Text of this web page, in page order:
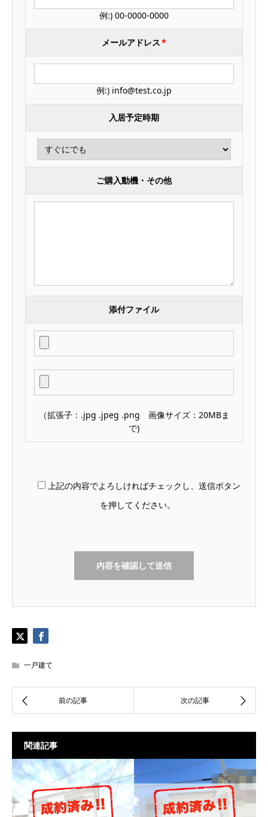
例:) 00-0000-0000
メールアドレス*
例:) info@test.co.jp
入居予定時期
ご購入動機・その他
添付ファイル
（拡張子：.jpg .jpeg .png 画像サイズ：20MBま
で)
上記の内容でよろしければチェックし、送信ボタン
を押してください。
一戸建て
関連記事